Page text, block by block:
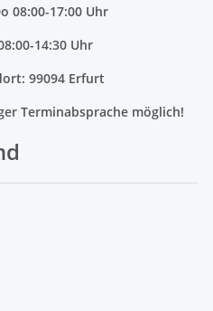
08:00-17:00 Uhr
14:30 Uhr
99094 Erfurt
Terminabsprache möglich!